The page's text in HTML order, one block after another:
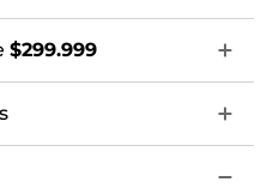
$299.999